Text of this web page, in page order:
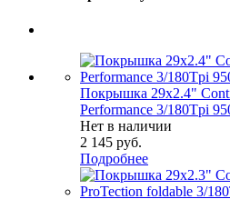
Покрышка 29x2.4"
Performance 3/180Tpi
Нет в наличии
2 145 руб.
Подробнее